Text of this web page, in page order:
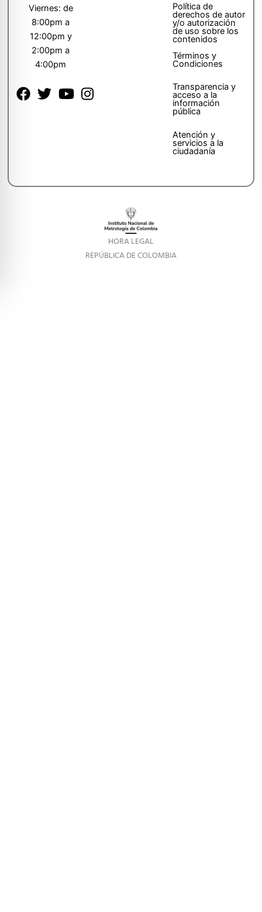
Viernes: de
8:00pm a
12:00pm y
2:00pm a
4:00pm
Política de
derechos de autor
y/o autorización
de uso sobre los
contenidos
Términos y
Condiciones
Transparencia y
acceso a la
información
pública
Atención y
servicios a la
ciudadanía
HORA LEGAL
REPÚBLICA DE COLOMBIA